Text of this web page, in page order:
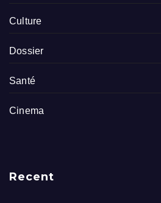
Culture
Dossier
Santé
Cinema
Recent